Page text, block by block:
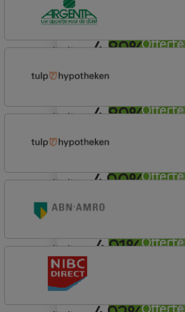
4,89%
annuiteit
4,89%
Hypotheek
annuiteit
4,90%
Tulp Riant Hypotheek
annuiteit
4,91%
Tulp Compleet Hypotheken
annuiteit
ABN AMRO Bank
Budget (Incl. Korting)